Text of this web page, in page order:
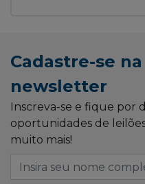
Cadastre-se
newsletter
Inscreva-se e fique por
oportunidades de
muito mais!